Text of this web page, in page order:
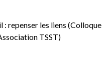
: repenser les liens (Colloque
TSST)